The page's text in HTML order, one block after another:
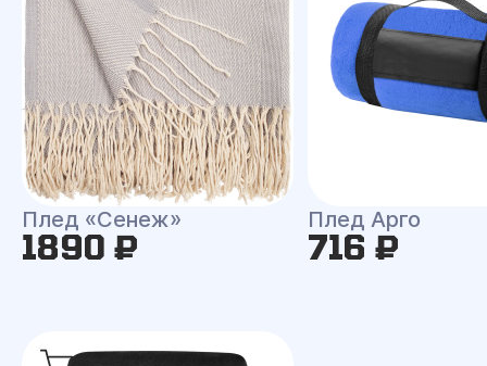
Плед «Сенеж»
1890 ₽
Плед Арго
716 ₽